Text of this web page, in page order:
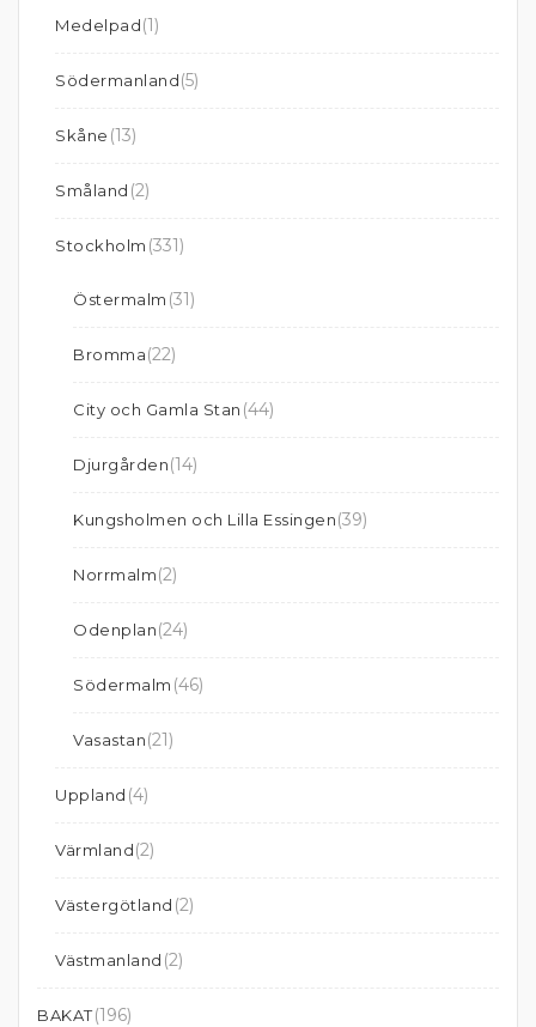
Medelpad(1)
Södermanland(5)
Skåne (13)
Småland (2)
Stockholm (331)
Östermalm (31)
Bromma(22)
City och Gamla Stan (44)
Djurgården(14)
Kungsholmen och Lilla Essingen(39)
Norrmalm(2)
Odenplan(24)
Södermalm (46)
Vasastan(21)
Uppland (4)
Värmland(2)
Västergötland (2)
Västmanland (2)
BAKAT(196)